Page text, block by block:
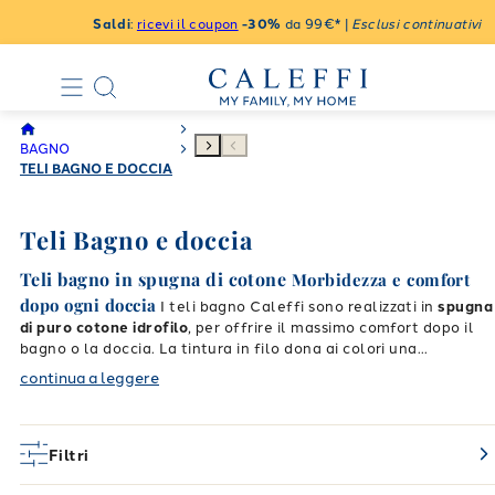
Saldi: ricevi il coupon -30% da 99€* | Esclusi continuativi
BAGNO
TELI BAGNO E DOCCIA
Teli Bagno e doccia
Teli bagno in spugna di cotone Morbidezza e comfort
dopo ogni doccia I teli bagno Caleffi sono realizzati inspugna
di puro cotone idrofilo, per offrire il massimo comfort dopo il
bagno o la doccia. La tintura in filo dona ai colori una
brillantezza duratura, anche dopo numerosi lavaggi.
assorbente
cotonesono perfetti per l’uso quotidiano e coordinabili con
asciugamani con ospiteeaccappatoi. Colori intensi e
continua a leggere
Filtri